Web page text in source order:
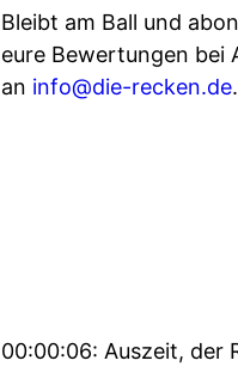
Bleibt am Ball und
eure Bewertungen bei
an info@die-recken.de.
00:00:06: Auszeit, der